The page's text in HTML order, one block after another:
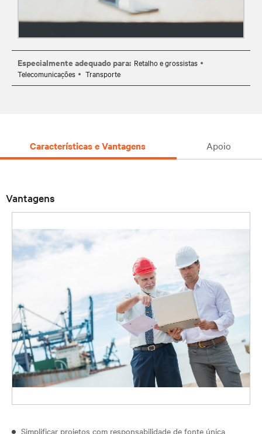
Especialmente adequado para: Retalho e grossistas
Telecomunicações
Transporte
Características e Vantagens Apoio
Vantagens
Simplificar projetos com responsabilidade de fonte única